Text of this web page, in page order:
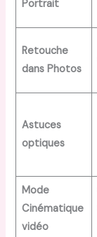
Portrait
Retouche
dans Photos
Astuces
optiques
Mode
Cinématique
vidéo